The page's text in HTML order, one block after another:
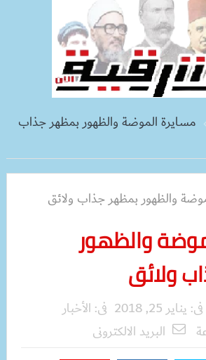
مسايرة الموضة والظهور بمظهر جذاب
والظهور
ولائق
فى: يناير 25, 2018 فى: الأخبار
البريد الالكترونى